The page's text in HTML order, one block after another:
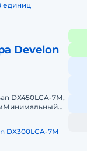
единиц
Develon
DХ450LCA-7М,
DX300LCA-7M